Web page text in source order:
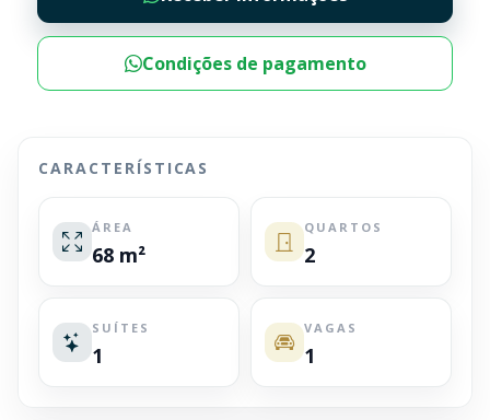
Condições de pagamento
CARACTERÍSTICAS
ÁREA
68 m²
QUARTOS
2
SUÍTES
1
VAGAS
1